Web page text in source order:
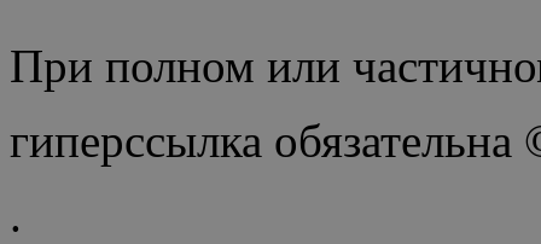
При полном или
гиперссылка
.